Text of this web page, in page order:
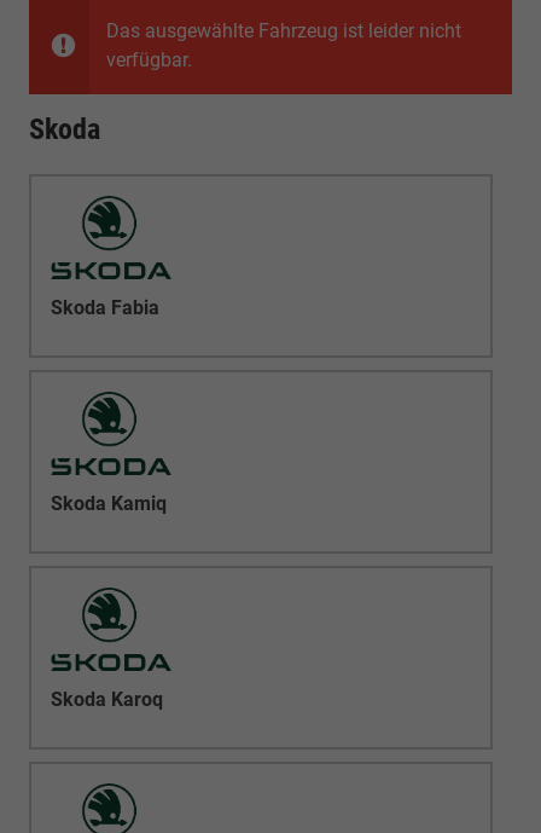
Das ausgewählte Fahrzeug ist leider nicht
verfügbar.
Skoda
Skoda Fabia
Skoda Kamiq
Skoda Karoq